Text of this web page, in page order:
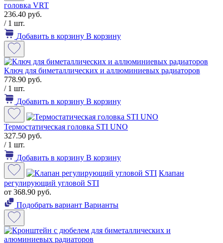
головка VRT
236.40 руб.
/ 1 шт.
Добавить в корзину В корзину
Ключ для биметаллических и аллюминиевых радиаторов
778.90 руб.
/ 1 шт.
Добавить в корзину В корзину
Термостатическая головка STI UNO
327.50 руб.
/ 1 шт.
Добавить в корзину В корзину
Клапан
регулирующий угловой STI
от 368.90 руб.
Подобрать вариант Варианты